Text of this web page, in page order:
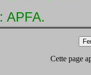
: APFA.
Cette page